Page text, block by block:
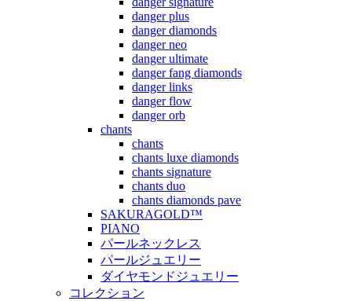
danger plus
danger diamonds
danger neo
danger ultimate
danger fang diamonds
danger links
danger flow
danger orb
chants
chants
chants luxe diamonds
chants signature
chants duo
chants diamonds pave
SAKURAGOLD™
PIANO
パールネックレス
パールジュエリー
ダイヤモンドジュエリー
コレクション